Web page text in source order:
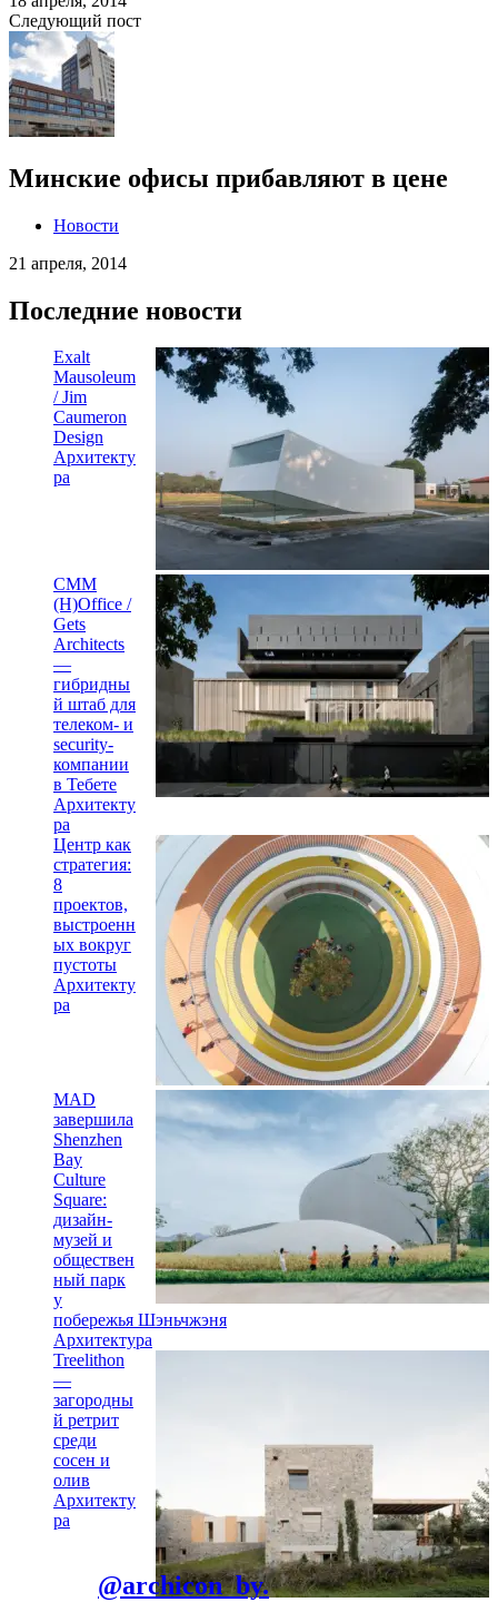
Следующий пост
Минские офисы прибавляют в цене
Новости
21 апреля, 2014
Последние новости
Exalt
Mausoleum
/ Jim
Caumeron
Design
Архитекту
ра
CMM
(H)Office /
Gets
Architects
—
гибридны
й штаб для
телеком- и
security-
компании
в Тебете
Архитекту
ра
Центр как
стратегия:
8
проектов,
выстроенн
ых вокруг
пустоты
Архитекту
ра
MAD
завершила
Shenzhen
Bay
Culture
Square:
дизайн-
музей и
обществен
ный парк
у
побережья Шэньчжэня
Архитектура
Treelithon
—
загородны
й ретрит
среди
сосен и
олив
Архитекту
ра
@archicon_by.